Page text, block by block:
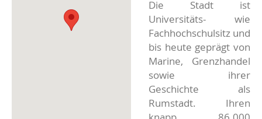
Die Stadt ist
Universitäts- wie
Fachhochschulsitz und
bis heute geprägt von
Marine, Grenzhandel
sowie ihrer
Geschichte als
Rumstadt. Ihren